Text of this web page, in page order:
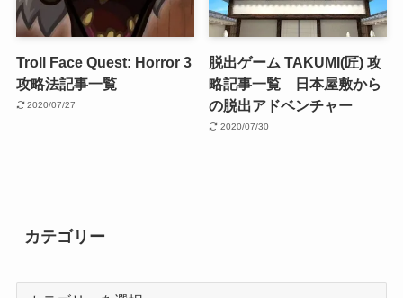
Troll Face Quest: Horror 3
攻略法記事一覧
2020/07/27
脱出ゲーム TAKUMI(匠) 攻
略記事一覧 日本屋敷から
の脱出アドベンチャー
2020/07/30
カテゴリー